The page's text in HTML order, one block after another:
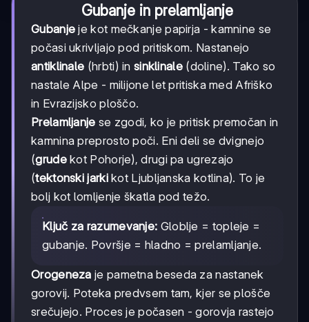
Gubanje in prelamljanje
Gubanje je kot mečkanje papirja - kamnine se
počasi ukrivljajo pod pritiskom. Nastanejo
antiklinale (hrbti) in sinklinale(doline). Tako so
nastale Alpe - milijone let pritiska med Afriško
in Evrazijsko ploščo.
Prelamljanje se zgodi, ko je pritisk premočan in
kamnina preprosto poči. Eni deli se dvignejo
(grudekot Pohorje), drugi pa ugrezajo
(tektonski jarkikot Ljubljanska kotlina). To je
bolj kot lomljenje škatla pod težo.
Ključ za razumevanje: Globlje = topleje =
gubanje. Površje = hladno = prelamljanje.
Orogeneza je pametna beseda za nastanek
gorovij. Poteka predvsem tam, kjer se plošče
srečujejo. Proces je počasen - gorovja rastejo